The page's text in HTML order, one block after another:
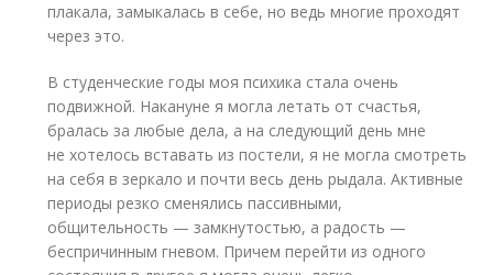
плакала, замыкалась в себе, но ведь многие проходят
через это.
В студенческие годы моя психика стала очень
подвижной. Накануне я могла летать от счастья,
бралась за любые дела, а на следующий день мне
не хотелось вставать из постели, я не могла смотреть
на себя в зеркало и почти весь день рыдала. Активные
периоды резко сменялись пассивными,
общительность — замкнутостью, а радость —
беспричинным гневом. Причем перейти из одного